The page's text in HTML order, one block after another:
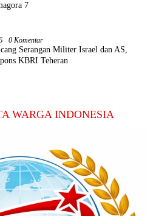
7
0 Komentar
Serangan Militer Israel dan AS,
KBRI Teheran
WARGA INDONESIA